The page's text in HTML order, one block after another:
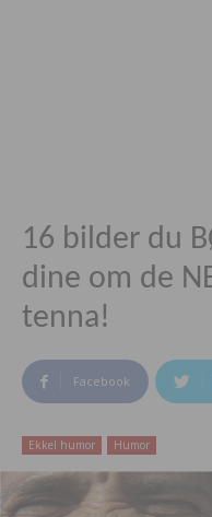
16 bilder du
dine om de
tenna!
Facebook
Ekkel humor Humor